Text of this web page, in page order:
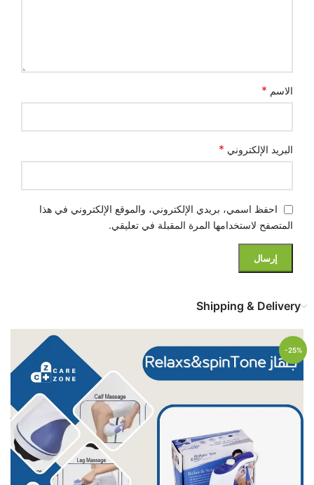
الاسم *
البريد الإلكتروني *
احفظ اسمي، بريدي الإلكتروني، والموقع الإلكتروني في هذا
المتصفح لاستخدامها المرة المقبلة في تعليقي.
Shipping & Delivery
-25%